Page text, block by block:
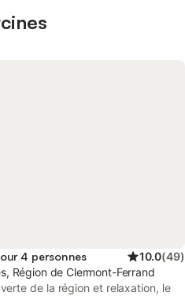
4 personnes 10.0(49)
Région de Clermont-Ferrand
de la région et relaxation, le